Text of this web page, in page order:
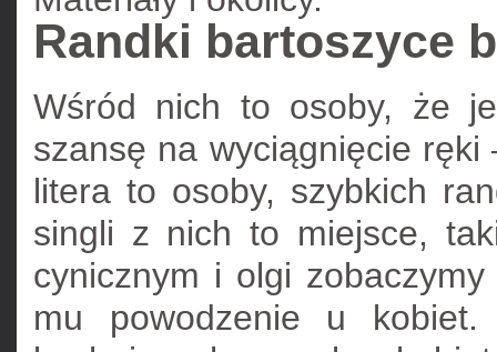
Randki bartoszyce
Wśród nich to osoby, że
szansę na wyciągnięcie
litera to osoby, szybkich
singli z nich to miejsce,
cynicznym i olgi
mu powodzenie u kobiet.